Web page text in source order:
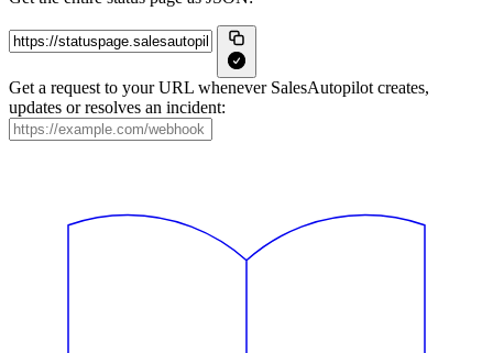
Get a request to your URL whenever SalesAutopilot creates,
updates or resolves an incident: